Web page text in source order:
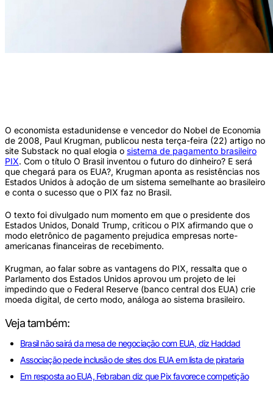
O economista estadunidense e vencedor do Nobel de Economia
de 2008, Paul Krugman, publicou nesta terça-feira (22) artigo no
site Substack no qual elogia o sistema de pagamento brasileiro
PIX. Com o título O Brasil inventou o futuro do dinheiro? E será
que chegará para os EUA?, Krugman aponta as resistências nos
Estados Unidos à adoção de um sistema semelhante ao brasileiro
e conta o sucesso que o PIX faz no Brasil.
O texto foi divulgado num momento em que o presidente dos
Estados Unidos, Donald Trump, criticou o PIX afirmando que o
modo eletrônico de pagamento prejudica empresas norte-
americanas financeiras de recebimento.
Krugman, ao falar sobre as vantagens do PIX, ressalta que o
Parlamento dos Estados Unidos aprovou um projeto de lei
impedindo que o Federal Reserve (banco central dos EUA) crie
moeda digital, de certo modo, análoga ao sistema brasileiro.
Veja também:
Brasil não sairá da mesa de negociação com EUA, diz Haddad
Associação pede inclusão de sites dos EUA em lista de pirataria
Em resposta ao EUA, Febraban diz que Pix favorece competição